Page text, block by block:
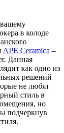
в колоде
APE Ceramica –
Данная
как одно из
решений
не любят
стиль в
но
подчеркнув